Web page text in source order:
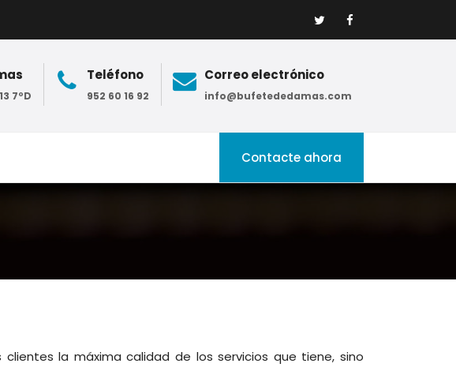
7ºD
Teléfono
952 60 16 92
Correo electrónico
info@bufetededamas.com
Contacte ahora
clientes la máxima calidad de los servicios que tiene, sino